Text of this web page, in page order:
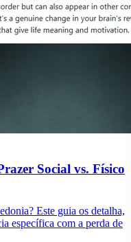
Social vs. Físico
Este guia os detalha,
específica com a perda de